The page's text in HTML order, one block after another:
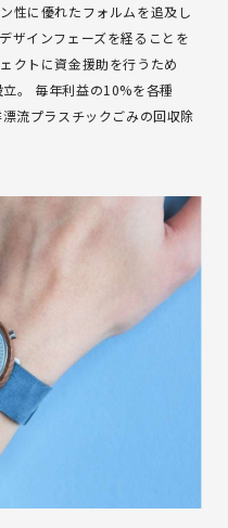
性に優れたフォルムを追及し
ザインフェーズを経ることを
クトに資金援助を行うため
立。 毎年利益の10%を各種
流プラスチックごみの回収除